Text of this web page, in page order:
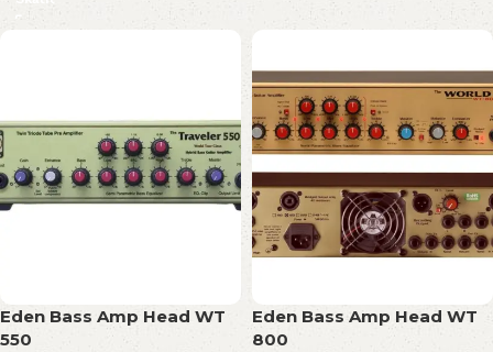
Eden Bass Amp Head WT
550
Eden Bass Amp Head WT
800